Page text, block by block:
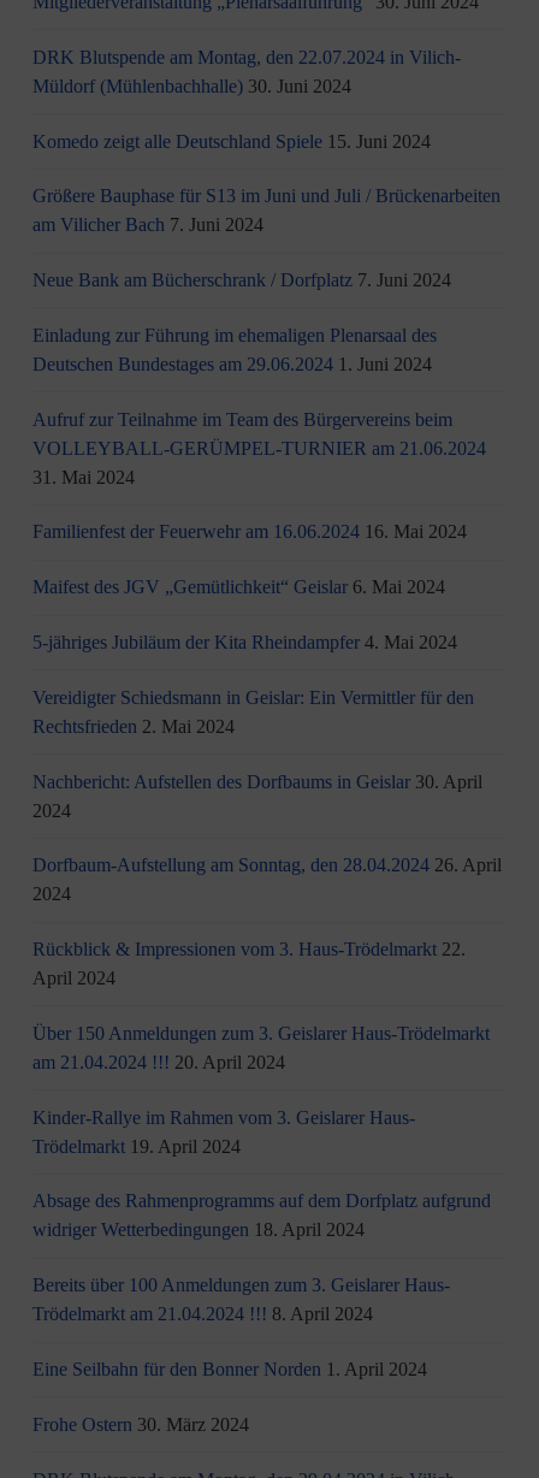
DRK Blutspende am Montag, den 22.07.2024 in Vilich-
Müldorf (Mühlenbachhalle) 30. Juni 2024
Komedo zeigt alle Deutschland Spiele 15. Juni 2024
Größere Bauphase für S13 im Juni und Juli / Brü­cken­ar­bei­ten
am Vi­li­cher Bach 7. Juni 2024
Neue Bank am Bücherschrank / Dorfplatz 7. Juni 2024
Einladung zur Führung im ehemaligen Plenarsaal des
Deutschen Bundestages am 29.06.2024 1. Juni 2024
Aufruf zur Teilnahme im Team des Bürgervereins beim
VOLLEYBALL-GERÜMPEL-TURNIER am 21.06.2024
31. Mai 2024
Familienfest der Feuerwehr am 16.06.2024 16. Mai 2024
Maifest des JGV „Gemütlichkeit“ Geislar 6. Mai 2024
5-jähriges Jubiläum der Kita Rheindampfer 4. Mai 2024
Vereidigter Schiedsmann in Geislar: Ein Vermittler für den
Rechtsfrieden 2. Mai 2024
Nachbericht: Aufstellen des Dorfbaums in Geislar 30. April
2024
Dorfbaum-Aufstellung am Sonntag, den 28.04.2024 26. April
2024
Rückblick & Impressionen vom 3. Haus-Trödelmarkt 22.
April 2024
Über 150 Anmeldungen zum 3. Geislarer Haus-Trödelmarkt
am 21.04.2024 !!! 20. April 2024
Kinder-Rallye im Rahmen vom 3. Geislarer Haus-
Trödelmarkt 19. April 2024
Absage des Rahmenprogramms auf dem Dorfplatz aufgrund
widriger Wetterbedingungen 18. April 2024
Bereits über 100 Anmeldungen zum 3. Geislarer Haus-
Trödelmarkt am 21.04.2024 !!! 8. April 2024
Eine Seilbahn für den Bonner Norden 1. April 2024
Frohe Ostern 30. März 2024